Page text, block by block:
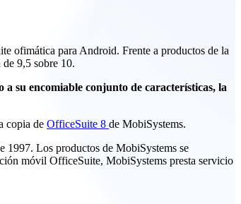
ofimática para Android. Frente a productos de la
9,5 sobre 10.
su encomiable conjunto de características, la
copia de OfficeSuite 8 de MobiSystems.
1997. Los productos de MobiSystems se
móvil OfficeSuite, MobiSystems presta servicio